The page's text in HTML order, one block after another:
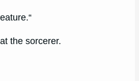
the sorcerer.